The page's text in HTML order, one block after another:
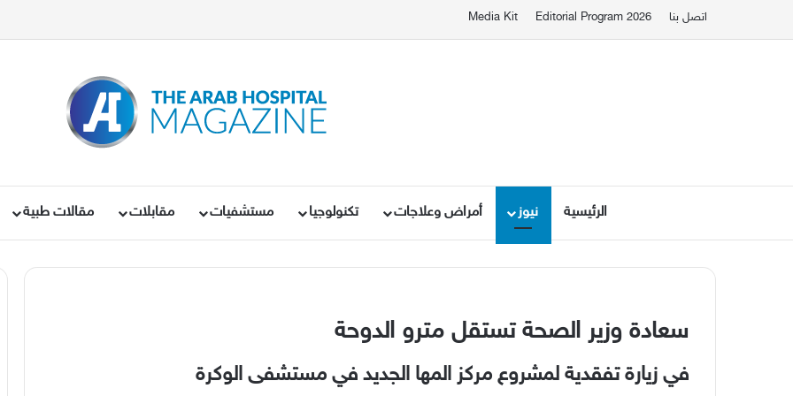
اتصل بنا Editorial Program 2026
Media Kit
الرئيسية نيوز أمراض وعلاجات تكنولوجيا مستشفيات مقابلات مقالات طبية
سعادة وزير الصحة تستقل مترو الدوحة
في زيارة تفقدية لمشروع مركز المها الجديد في مستشفى الوكرة